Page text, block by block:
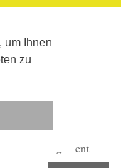
um Ihnen
zu
Corona-Management